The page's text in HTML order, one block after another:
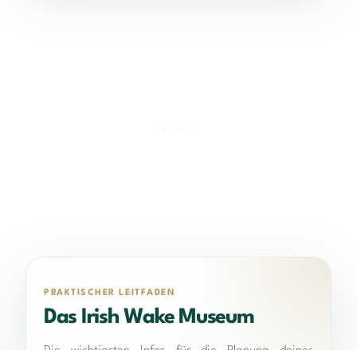
PRAKTISCHER LEITFADEN
Das Irish Wake Museum